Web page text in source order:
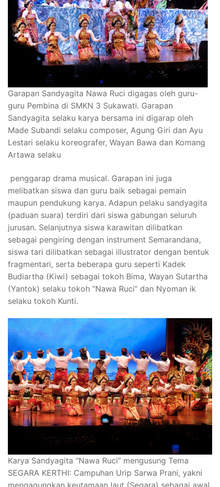
Garapan Sandyagita Nawa Ruci digagas oleh guru-
guru Pembina di SMKN 3 Sukawati. Garapan
Sandyagita selaku karya bersama ini digarap oleh
Made Subandi selaku composer, Agung Giri dan Ayu
Lestari selaku koreografer, Wayan Bawa dan Komang
Artawa selaku
penggarap drama musical. Garapan ini juga
melibatkan siswa dan guru baik sebagai pemain
maupun pendukung karya. Adapun pelaku sandyagita
(paduan suara) terdiri dari siswa gabungan seluruh
jurusan. Selanjutnya siswa karawitan dilibatkan
sebagai pengiring dengan instrument Semarandana,
siswa tari dilibatkan sebagai illustrator dengan bentuk
fragmentari, serta beberapa guru seperti Kadek
Budiartha (Kiwi) sebagai tokoh Bima, Wayan Sutartha
(Yantok) selaku tokoh “Nawa Ruci” dan Nyoman ik
selaku tokoh Kunti.
Karya Sandyagita “Nawa Ruci” mengusung Tema
SEGARA KERTHI: Campuhan Urip Sarwa Prani, yakni